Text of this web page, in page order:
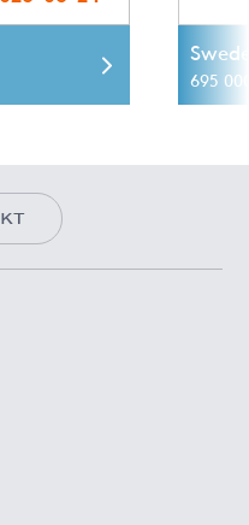
695